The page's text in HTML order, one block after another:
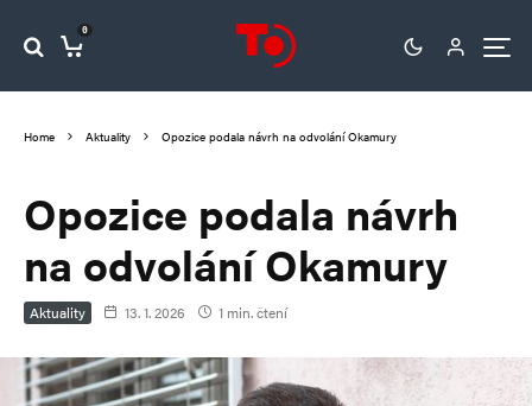
0
Home Aktuality Opozice podala návrh na odvolání Okamury
Opozice podala návrh
na odvolání Okamury
Aktuality 13. 1. 2026 1 min. čtení